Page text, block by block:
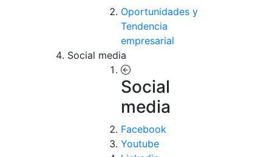
Oportunidades y
Tendencia
empresarial
Social media
Social
media
Facebook
Youtube